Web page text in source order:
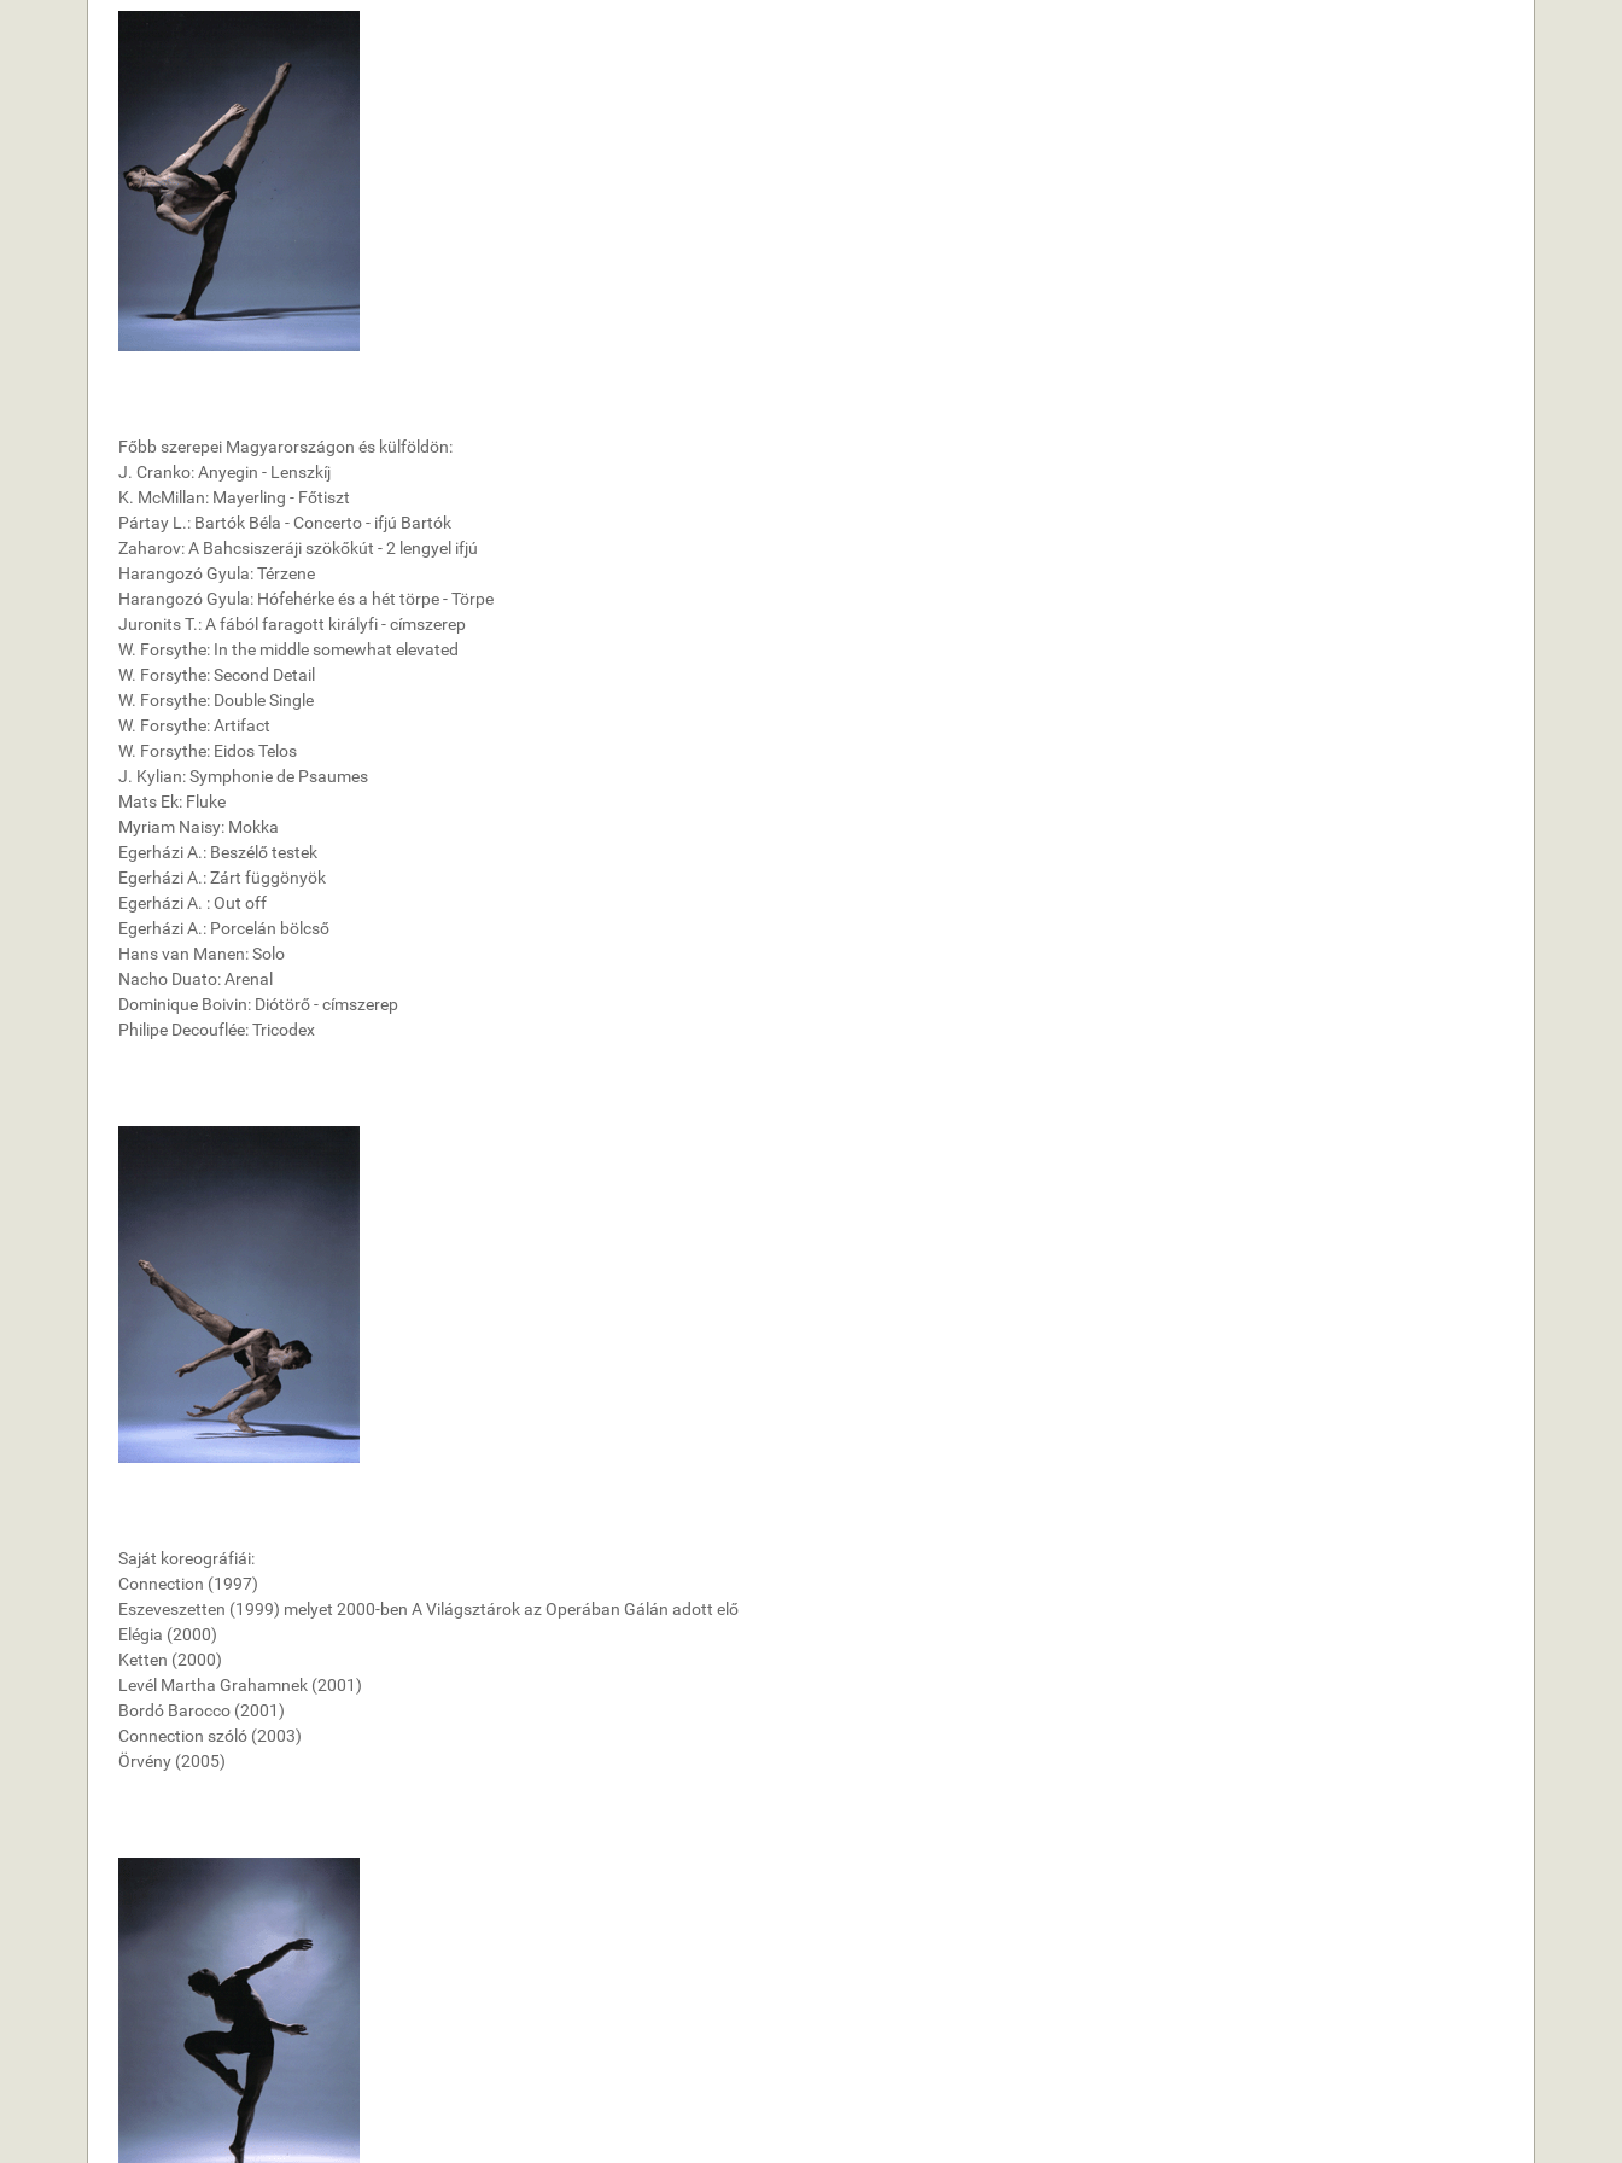
Főbb szerepei Magyarországon és külföldön:
J. Cranko: Anyegin - Lenszkíj
K. McMillan: Mayerling - Főtiszt
Pártay L.: Bartók Béla - Concerto - ifjú Bartók
Zaharov: A Bahcsiszeráji szökőkút - 2 lengyel ifjú
Harangozó Gyula: Térzene
Harangozó Gyula: Hófehérke és a hét törpe - Törpe
Juronits T.: A fából faragott királyfi - címszerep
W. Forsythe: In the middle somewhat elevated
W. Forsythe: Second Detail
W. Forsythe: Double Single
W. Forsythe: Artifact
W. Forsythe: Eidos Telos
J. Kylian: Symphonie de Psaumes
Mats Ek: Fluke
Myriam Naisy: Mokka
Egerházi A.: Beszélő testek
Egerházi A.: Zárt függönyök
Egerházi A. : Out off
Egerházi A.: Porcelán bölcső
Hans van Manen: Solo
Nacho Duato: Arenal
Dominique Boivin: Diótörő - címszerep
Philipe Decouflée: Tricodex
Saját koreográfiái:
Connection (1997)
Eszeveszetten (1999) melyet 2000-ben A Világsztárok az Operában Gálán adott elő
Elégia (2000)
Ketten (2000)
Levél Martha Grahamnek (2001)
Bordó Barocco (2001)
Connection szóló (2003)
Örvény (2005)